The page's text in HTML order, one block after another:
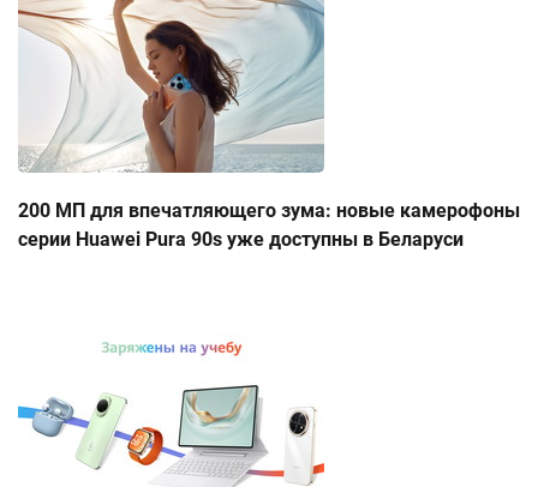
200 МП для впечатляющего зума: новые камерофоны
серии Huawei Pura 90s уже доступны в Беларуси